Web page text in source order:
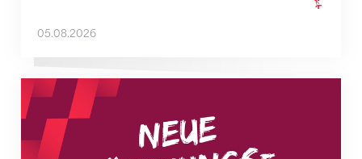
05.08.2026
Neue Empfangszeiten ab 1. August 2026